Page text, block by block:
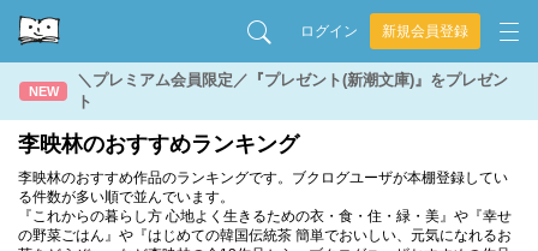
ログイン 新規会員登録
NEW
＼プレミアム会員限定／『プレゼント(新潮文庫)』をプレゼン
ト
李映林のおすすめランキング
李映林のおすすめ作品のランキングです。ブクログユーザが本棚登録してい
る件数が多い順で並んでいます。
『これからの暮らし方 心地よく生きるための衣・食・住・緑・美』や『幸せ
の野菜ごはん』や『はじめての韓国伝統茶 簡単でおいしい、元気になれるお